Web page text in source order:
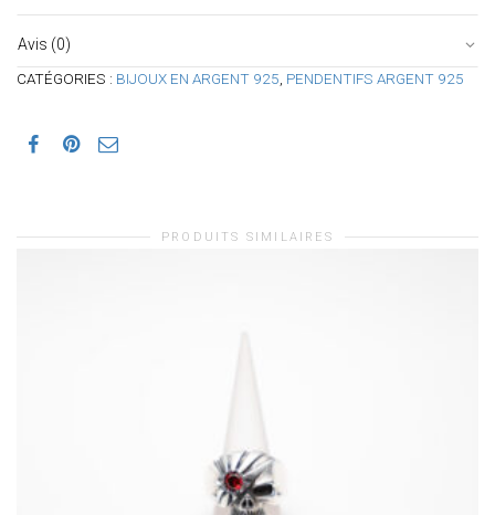
Avis (0)
CATÉGORIES : BIJOUX EN ARGENT 925 PENDENTIFS ARGENT 925
PRODUITS SIMILAIRES